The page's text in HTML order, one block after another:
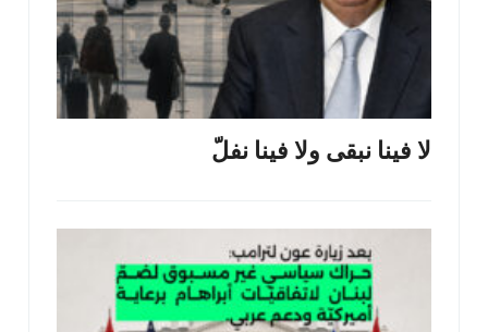
لا فينا نبقى ولا فينا نفلّ